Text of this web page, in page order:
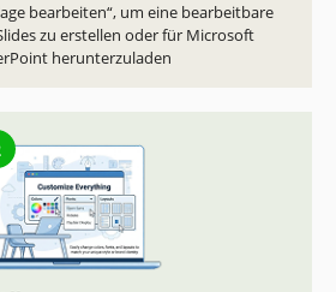
bearbeiten“, um eine bearbeitbare
zu erstellen oder für Microsoft
herunterzuladen